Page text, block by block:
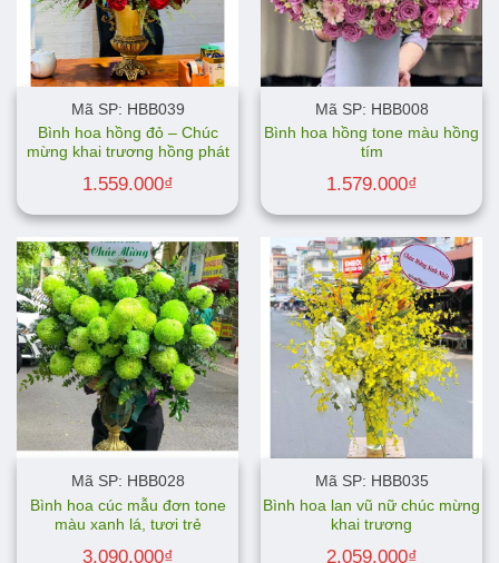
Mã SP: HBB039
Bình hoa hồng đỏ – Chúc
mừng khai trương hồng phát
1.559.000₫
Mã SP: HBB008
Bình hoa hồng tone màu hồng
tím
1.579.000₫
Mã SP: HBB028
Bình hoa cúc mẫu đơn tone
màu xanh lá, tươi trẻ
3.090.000₫
Mã SP: HBB035
Bình hoa lan vũ nữ chúc mừng
khai trương
2.059.000₫